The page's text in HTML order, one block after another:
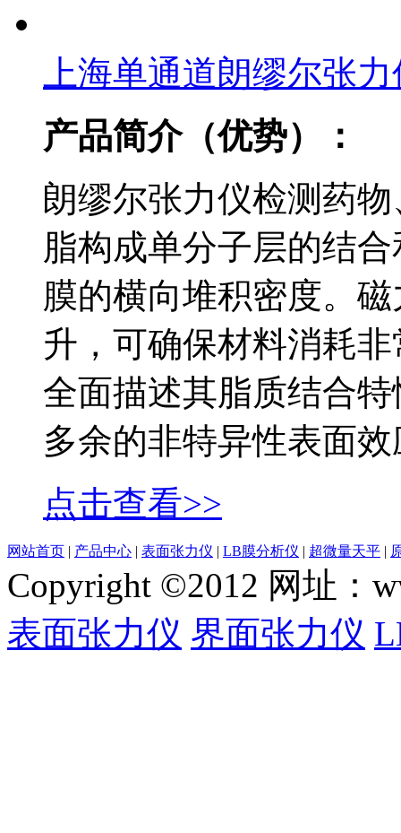
上海单通道朗缪尔张
产品简介（优势）：
朗缪尔张力仪检测药
脂构成单分子层的结
膜的横向堆积密度。
升，可确保材料消耗
全面描述其脂质结合
多余的非特异性表面
点击查看>>
网站首页 | 产品中心 | 表面张力仪 | LB膜分析仪 | 超微量天平 |
Copyright ©2012 网址：
表面张力仪 界面张力仪